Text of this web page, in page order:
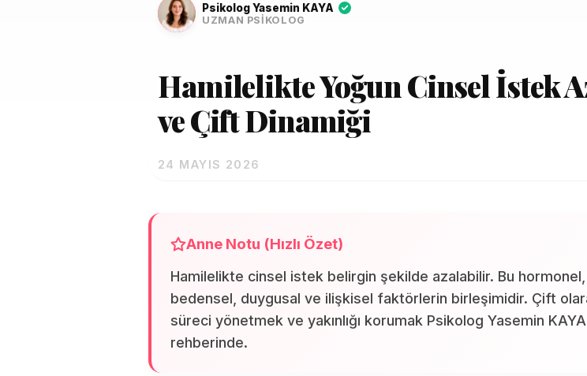
Psikolog Yasemin KAYA
UZMAN PSIKOLOG
Hamilelikte Yoğun Cinsel İstek
ve Çift Dinamiği
24 MAYIS 2026
Anne Notu (Hızlı Özet)
Hamilelikte cinsel istek belirgin şekilde azalabilir. Bu hormonel,
bedensel, duygusal ve ilişkisel faktörlerin birleşimidir. Çift
süreci yönetmek ve yakınlığı korumak Psikolog Yasemin
rehberinde.